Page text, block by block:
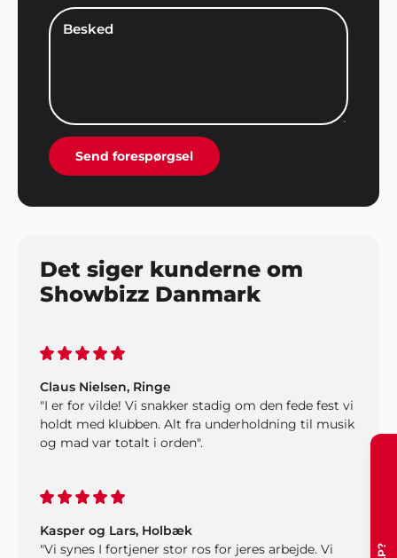
Send forespørgsel
Det siger kunderne om
Showbizz Danmark
tilbagemelding på vores fest - det blev et kanon
arrangement, som både vi og vores gæster var
meget tilfredse med. Vi vender helt sikkert tilbage
til jer når en ny fest skal arrangeres".
Claus Nielsen, Ringe
"I er for vilde! Vi snakker stadig om den fede fest vi
holdt med klubben. Alt fra underholdning til musik
og mad var totalt i orden".
Kasper og Lars, Holbæk
"Vi synes I fortjener stor ros for jeres arbejde. Vi